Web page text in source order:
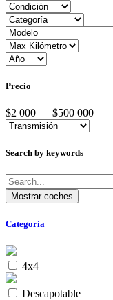
Precio
$2 000 — $500 000
Search by keywords
Categoría
4x4
Descapotable